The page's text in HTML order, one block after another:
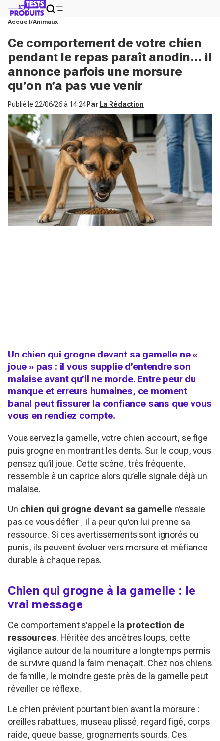
Accueil Animaux
Ce comportement de votre chien
pendant le repas paraît anodin… il
annonce parfois une morsure
qu’on n’a pas vue venir
Publié le 22/06/26 à 14:24Par La Rédaction
Un chien qui grogne devant sa gamelle ne «
joue » pas : il vous supplie d’entendre son
malaise avant qu’il ne morde. Entre peur du
manque et erreurs humaines, ce moment
banal peut fissurer la confiance sans que vous
vous en rendiez compte.
Vous servez la gamelle, votre chien accourt, se fige
puis grogne en montrant les dents. Sur le coup, vous
pensez qu’il joue. Cette scène, très fréquente,
ressemble à un caprice alors qu’elle signale déjà un
malaise.
Un chien qui grogne devant sa gamelle n’essaie
pas de vous défier ; il a peur qu’on lui prenne sa
ressource. Si ces avertissements sont ignorés ou
punis, ils peuvent évoluer vers morsure et méfiance
durable à chaque repas.
Chien qui grogne à la gamelle : le
vrai message
Ce comportement s’appelle la protection de
ressources. Héritée des ancêtres loups, cette
vigilance autour de la nourriture a longtemps permis
de survivre quand la faim menaçait. Chez nos chiens
de famille, le moindre geste près de la gamelle peut
réveiller ce réflexe.
Le chien prévient pourtant bien avant la morsure :
oreilles rabattues, museau plissé, regard figé, corps
raide, queue basse, grognements sourds. Ces